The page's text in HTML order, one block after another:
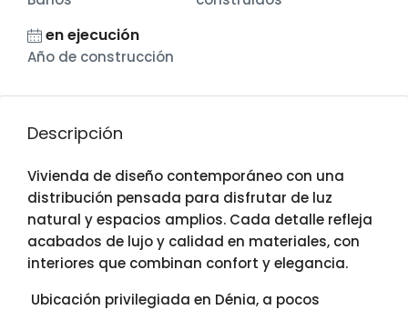
en ejecución
Año de construcción
Descripción
Vivienda de diseño contemporáneo con una
distribución pensada para disfrutar de luz
natural y espacios amplios. Cada detalle refleja
acabados de lujo y calidad en materiales, con
interiores que combinan confort y elegancia.
Ubicación privilegiada en Dénia, a pocos